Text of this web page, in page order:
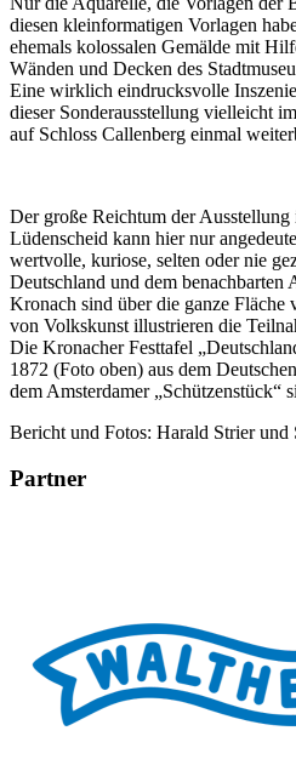
diesen kleinformatigen Vorlagen
ehemals kolossalen Gemälde mit
Wänden und Decken des
Eine wirklich eindrucksvolle
dieser Sonderausstellung vielleicht
auf Schloss Callenberg einmal
Der große Reichtum der Ausstellung
Lüdenscheid kann hier nur
wertvolle, kuriose, selten oder nie
Deutschland und dem benachbarten
Kronach sind über die ganze Fläche
von Volkskunst illustrieren die
Die Kronacher Festtafel
1872 (Foto oben) aus dem
dem Amsterdamer „Schützenstück“
Bericht und Fotos: Harald Strier und
Partner